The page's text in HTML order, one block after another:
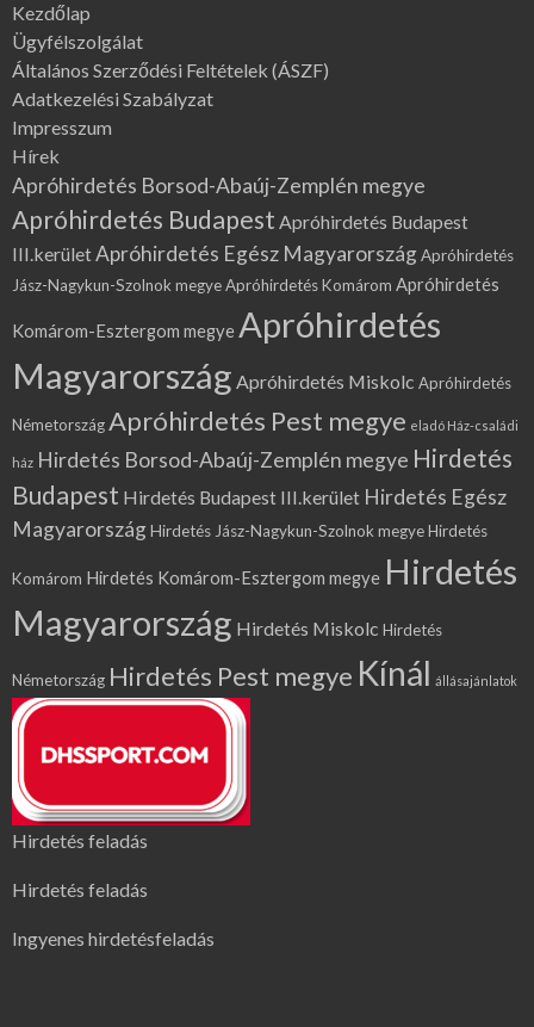
Kezdőlap
Ügyfélszolgálat
Általános Szerződési Feltételek (ÁSZF)
Adatkezelési Szabályzat
Impresszum
Hírek
Apróhirdetés Borsod-Abaúj-Zemplén megye
Apróhirdetés Budapest Apróhirdetés Budapest
III.kerületApróhirdetés Egész MagyarországApróhirdetés
Jász-Nagykun-Szolnok megyeApróhirdetés Komárom Apróhirdetés
Komárom-Esztergom megyeApróhirdetés
Magyarország Apróhirdetés Miskolc Apróhirdetés
NémetországApróhirdetés Pest megye eladó Ház-családi
ház Hirdetés Borsod-Abaúj-Zemplén megye Hirdetés
Budapest Hirdetés Budapest III.kerület Hirdetés Egész
MagyarországHirdetés Jász-Nagykun-Szolnok megyeHirdetés
Komárom Hirdetés Komárom-Esztergom megye Hirdetés
Magyarország Hirdetés Miskolc Hirdetés
Németország Hirdetés Pest megye Kínál állásajánlatok
Hirdetés feladás
Hirdetés feladás
Ingyenes hirdetésfeladás